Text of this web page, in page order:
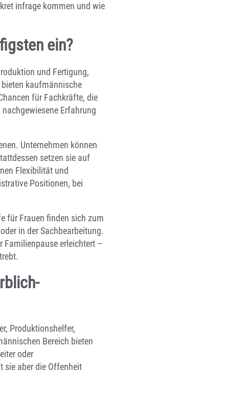
infrage kommen und wie
ein?
und Fertigung,
bieten kaufmännische
für Fachkräfte, die
Erfahrung
Unternehmen können
setzen sie auf
Flexibilität und
Positionen, bei
für Frauen finden sich zum
in der Sachbearbeitung.
Familienpause erleichtert –
Produktionshelfer,
Bereich bieten
oder
sie aber die Offenheit